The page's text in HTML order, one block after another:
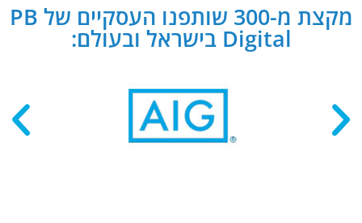
מקצת מ-300 שותפנו העסקיים של PB
Digital בישראל ובעולם: